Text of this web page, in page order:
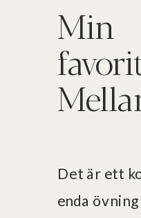
Det är ett
enda
Min